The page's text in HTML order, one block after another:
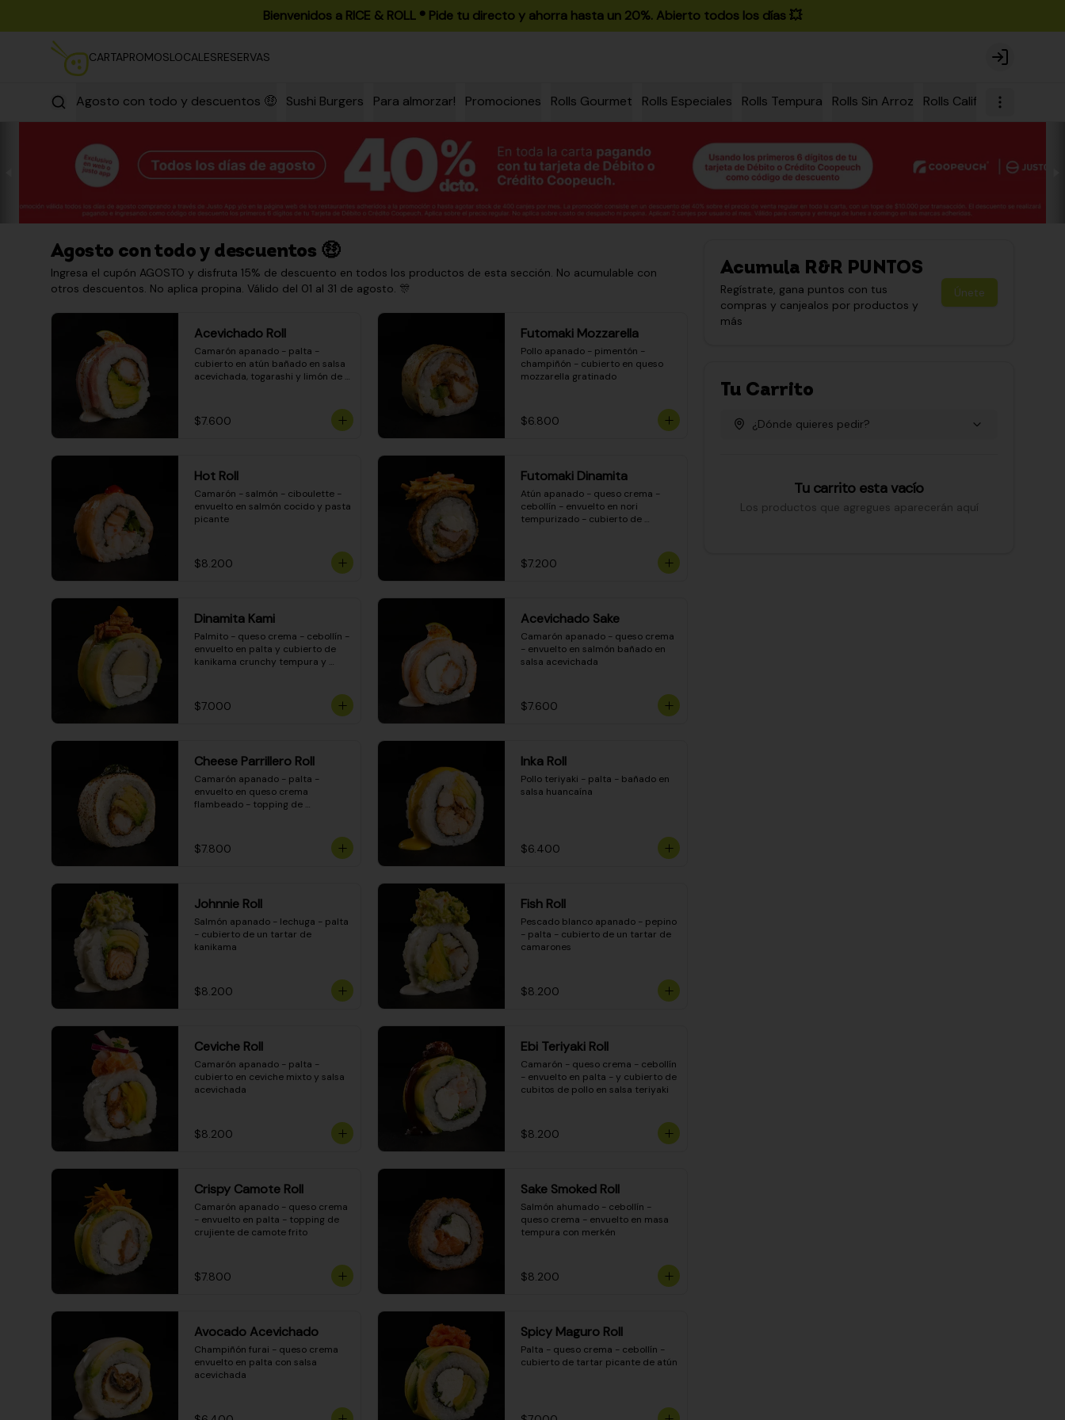
Bienvenidos a RICE & ROLL ®️ Pide tu directo y ahorra hasta un 20%. Abierto todos los días 💥
CARTAPROMOSLOCALESRESERVAS Login
Agosto con todo y descuentos 🤑 Sushi Burgers Para almorzar! Promociones Rolls Gourmet Rolls Especiales Rolls Tempura Rolls Sin Arroz Rolls California
Agosto con todo y descuentos 🤑
Ingresa el cupón AGOSTO y disfruta 15% de descuento en todos los productos de esta sección. No acumulable con
otros descuentos. No aplica propina. Válido del 01 al 31 de agosto. 🎊
Acevichado Roll
Camarón apanado - palta -
cubierto en atún bañado en salsa
acevichada, togarashi y limón de
$7.600
Futomaki Mozzarella
Pollo apanado - pimentón -
champiñón - cubierto en queso
mozzarella gratinado
$6.800
Hot Roll
Camarón - salmón - ciboulette -
envuelto en salmón cocido y pasta
picante
$8.200
Futomaki Dinamita
Atún apanado - queso crema -
cebollín - envuelto en nori
tempurizado - cubierto de
$7.200
Dinamita Kami
Palmito - queso crema - cebollín -
envuelto en palta y cubierto de
kanikama crunchy tempura y
$7.000
Acevichado Sake
Camarón apanado - queso crema
- envuelto en salmón bañado en
salsa acevichada
$7.600
Cheese Parrillero Roll
Camarón apanado - palta -
envuelto en queso crema
flambeado - topping de
$7.800
Inka Roll
Pollo teriyaki - palta - bañado en
salsa huancaína
$6.400
Johnnie Roll
Salmón apanado - lechuga - palta
- cubierto de un tartar de
kanikama
$8.200
Fish Roll
Pescado blanco apanado - pepino
- palta - cubierto de un tartar de
camarones
$8.200
Ceviche Roll
Camarón apanado - palta -
cubierto en ceviche mixto y salsa
acevichada
$8.200
Ebi Teriyaki Roll
Camarón - queso crema - cebollín
- envuelto en palta - y cubierto de
cubitos de pollo en salsa teriyaki
$8.200
Crispy Camote Roll
Camarón apanado - queso crema
- envuelto en palta - topping de
crujiente de camote frito
$7.800
Sake Smoked Roll
Salmón ahumado - cebollín -
queso crema - envuelto en masa
tempura con merkén
$8.200
Avocado Acevichado
Champiñón furai - queso crema
envuelto en palta con salsa
acevichada
Spicy Maguro Roll
Palta - queso crema - cebollín -
cubierto de tartar picante de atún
Acumula R&R PUNTOS
Regístrate, gana puntos con tus
compras y canjealos por productos y
más
Únete
Tu Carrito
¿Dónde quieres pedir?
Tu carrito esta vacío
Los productos que agregues aparecerán aquí